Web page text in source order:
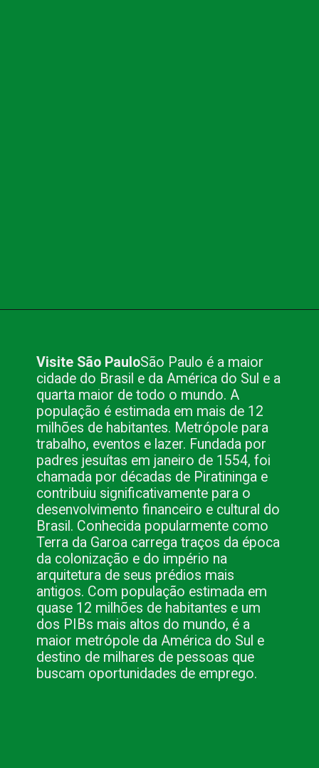
Visite São PauloSão Paulo é a maior
cidade do Brasil e da América do Sul e a
quarta maior de todo o mundo. A
população é estimada em mais de 12
milhões de habitantes. Metrópole para
trabalho, eventos e lazer. Fundada por
padres jesuítas em janeiro de 1554, foi
chamada por décadas de Piratininga e
contribuiu significativamente para o
desenvolvimento financeiro e cultural do
Brasil. Conhecida popularmente como
Terra da Garoa carrega traços da época
da colonização e do império na
arquitetura de seus prédios mais
antigos. Com população estimada em
quase 12 milhões de habitantes e um
dos PIBs mais altos do mundo, é a
maior metrópole da América do Sul e
destino de milhares de pessoas que
buscam oportunidades de emprego.